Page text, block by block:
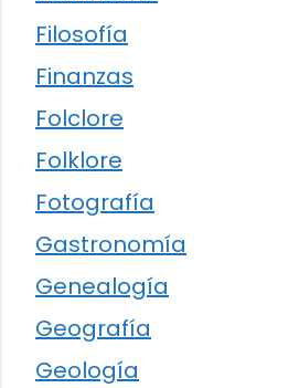
Filosofía
Finanzas
Folclore
Folklore
Fotografía
Gastronomía
Genealogía
Geografía
Geología